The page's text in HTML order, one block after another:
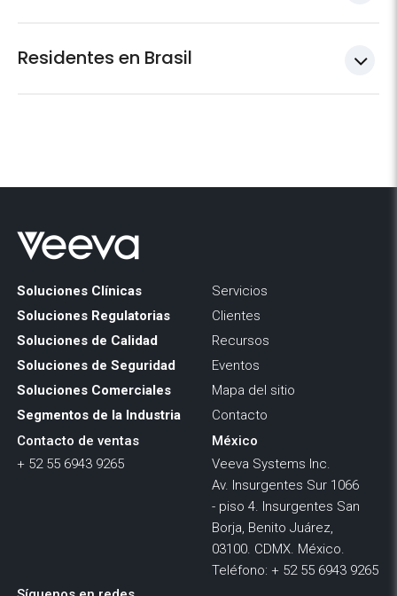
Residentes en Brasil
Soluciones Clínicas
Soluciones Regulatorias
Soluciones de Calidad
Soluciones de Seguridad
Soluciones Comerciales
Segmentos de la Industria
Servicios
Clientes
Recursos
Eventos
Mapa del sitio
Contacto
Contacto de ventas
+ 52 55 6943 9265
México
Veeva Systems Inc.
Av. Insurgentes Sur 1066
- piso 4. Insurgentes San
Borja, Benito Juárez,
03100. CDMX. México.
Teléfono: + 52 55 6943 9265